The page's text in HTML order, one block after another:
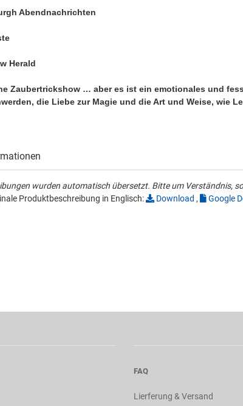
Abendnachrichten
Herald
Zaubertrickshow … aber es ist ein emotionales und
die Liebe zur Magie und die Art und Weise, wie
wurden automatisch übersetzt. Bitte um Verständnis,
Produktbeschreibung in Englisch: Download , Google
FAQ
Lierferung & Versand